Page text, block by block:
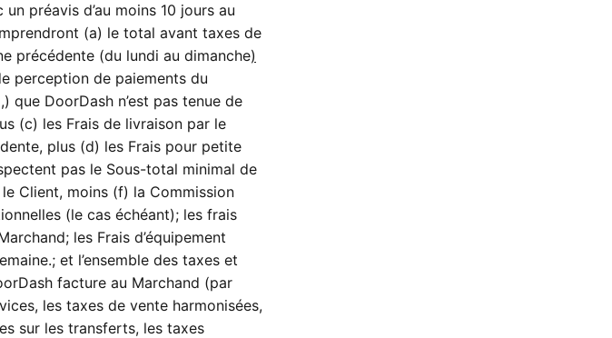
préavis d’au moins 10 jours au
(a) le total avant taxes de
précédente (du lundi au dimanche)
perception de paiements du
) que DoorDash n’est pas tenue de
(c) les Frais de livraison par le
plus (d) les Frais pour petite
pas le Sous-total minimal de
Client, moins (f) la Commission
(le cas échéant); les frais
les Frais d’équipement
.; et l’ensemble des taxes et
facture au Marchand (par
les taxes de vente harmonisées,
sur les transferts, les taxes